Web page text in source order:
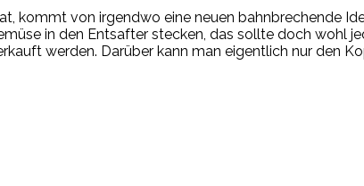
kommt von irgendwo eine neuen bahnbrechende
in den Entsafter stecken, das sollte doch wohl
werden. Darüber kann man eigentlich nur den